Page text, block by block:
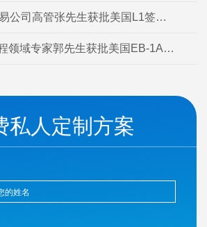
公司高管张先生获批美国L1签
领域专家郭先生获批美国EB-1A移
私人定制方案